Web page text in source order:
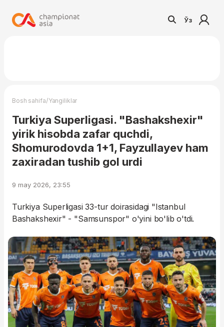
Ўз
Bosh sahifa/Yangiliklar
Turkiya Superligasi. "Bashakshexir"
yirik hisobda zafar quchdi,
Shomurodovda 1+1, Fayzullayev ham
zaxiradan tushib gol urdi
9 may 2026, 23:55
Turkiya Superligasi 33-tur doirasidagi "Istanbul
Bashakshexir" - "Samsunspor" o'yini bo'lib o'tdi.